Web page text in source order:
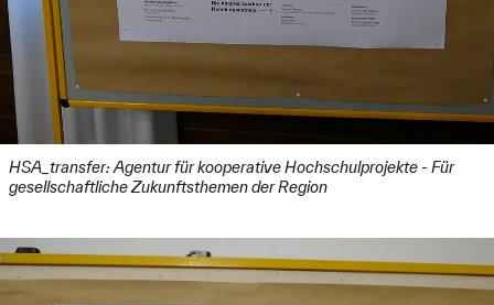
HSA_transfer: Agentur für kooperative Hochschulprojekte - Für
gesellschaftliche Zukunftsthemen der Region